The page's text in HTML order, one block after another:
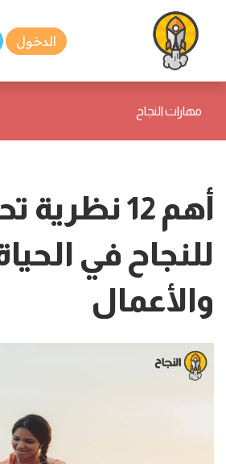
الدخول
مهارات النجاح
أهم 12
للنجاح في
والأعمال